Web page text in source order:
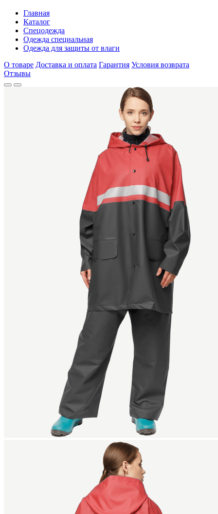
Главная
Каталог
Спецодежда
Одежда специальная
Одежда для защиты от влаги
О товаре Доставка и оплата Гарантия Условия возврата
Отзывы